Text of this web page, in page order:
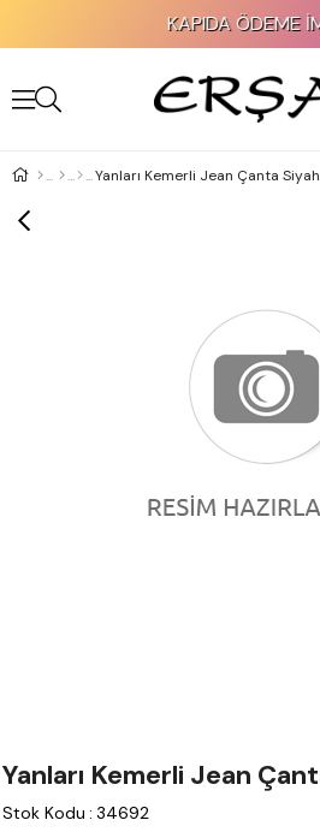
KAPIDA ÖDEME
Yanları Kemerli Jean Çanta Siyah
Yanları Kemerli Jean
Stok Kodu : 34692